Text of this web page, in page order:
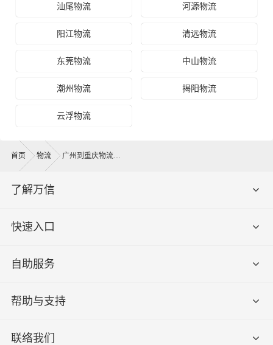
汕尾物流 河源物流
阳江物流 清远物流
东莞物流 中山物流
潮州物流 揭阳物流
云浮物流
首页 物流 广州到重庆物流公司
了解万信
快速入口
自助服务
帮助与支持
联络我们